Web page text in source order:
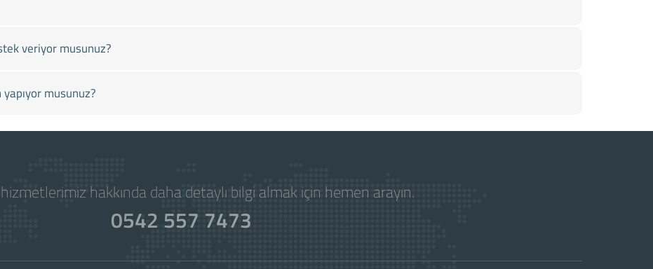
veriyor musunuz?
musunuz?
hakkında daha detaylı bilgi almak için hemen arayın.
0542 557 7473